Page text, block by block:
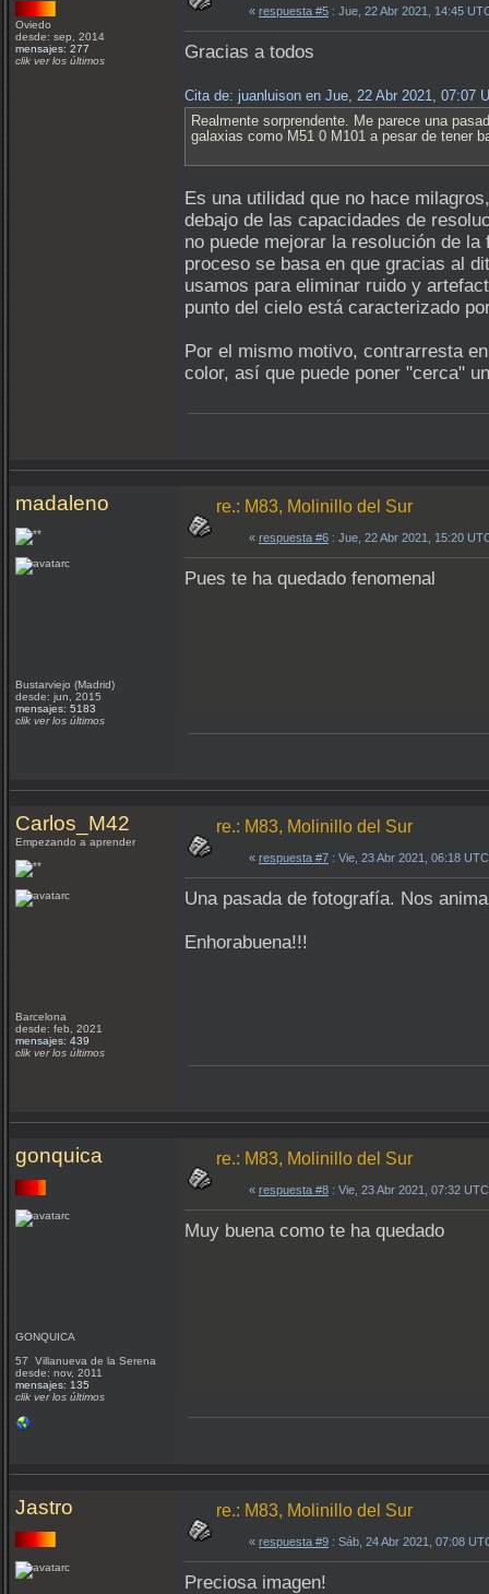
Oviedo
desde: sep, 2014
mensajes: 277
clik ver los últimos
« respuesta #5 : Jue, 22 Abr 2021, 14:45
Gracias a todos
Cita de: juanluison en Jue, 22 Abr 2021, 07:07
Realmente sorprendente. Me parece una
galaxias como M51 0 M101 a pesar de tener
Es una utilidad que no hace
debajo de las capacidades de
no puede mejorar la resolución de
proceso se basa en que gracias al
usamos para eliminar ruido y
punto del cielo está caracterizado
Por el mismo motivo, contrarresta
color, así que puede poner "cerca"
madaleno
Bustarviejo (Madrid)
desde: jun, 2015
mensajes: 5183
clik ver los últimos
re.: M83, Molinillo del Sur
« respuesta #6 : Jue, 22 Abr 2021, 15:20
Pues te ha quedado fenomenal
Carlos_M42
Empezando a aprender
Barcelona
desde: feb, 2021
mensajes: 439
clik ver los últimos
re.: M83, Molinillo del Sur
« respuesta #7 : Vie, 23 Abr 2021, 06:18
Una pasada de fotografía. Nos
Enhorabuena!!!
gonquica
GONQUICA
57 Villanueva de la Serena
desde: nov, 2011
mensajes: 135
clik ver los últimos
re.: M83, Molinillo del Sur
« respuesta #8 : Vie, 23 Abr 2021, 07:32
Muy buena como te ha quedado
Jastro re.: M83, Molinillo del Sur
« respuesta #9 : Sáb, 24 Abr 2021, 07:08
Preciosa imagen!